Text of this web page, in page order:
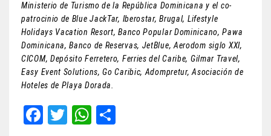
Ministerio de Turismo de la República Dominicana y el co-
patrocinio de Blue JackTar, Iberostar, Brugal, Lifestyle
Holidays Vacation Resort, Banco Popular Dominicano, Pawa
Dominicana, Banco de Reservas, JetBlue, Aerodom siglo XXI,
CICOM, Depósito Ferretero, Ferries del Caribe, Gilmar Travel,
Easy Event Solutions, Go Caribic, Adompretur, Asociación de
Hoteles de Playa Dorada.
Fa
T
W